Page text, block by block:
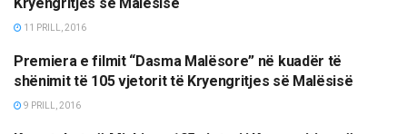
11 PRILL, 2016
KULTURË
Premiera e filmit “Dasma Malësore” në kuadër të
shënimit të 105 vjetorit të Kryengritjes së Malësisë
9 PRILL, 2016